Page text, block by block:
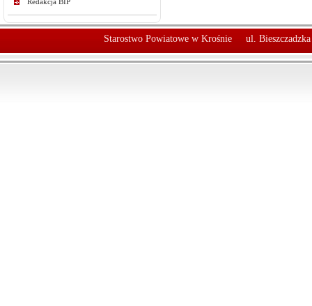
Redakcja BIP
Starostwo Powiatowe w Krośnie ul.